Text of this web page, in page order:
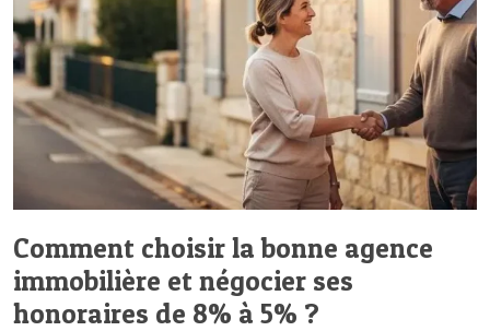
Comment choisir la bonne agence
immobilière et négocier ses
honoraires de 8% à 5% ?